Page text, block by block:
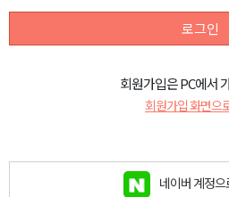
로그인
회원가입은 PC에서
회원가입 화면으
네이버 계정으